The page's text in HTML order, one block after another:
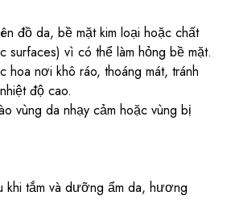
đồ da, bề mặt kim loại hoặc chất
surfaces) vì có thể làm hỏng bề mặt.
nơi khô ráo, thoáng mát, tránh
độ cao.
vùng da nhạy cảm hoặc vùng bị
tắm và dưỡng ẩm da, hương